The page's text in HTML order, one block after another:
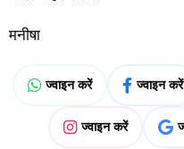
मनीषा
ज्वाइन करें ज्वाइन करें
ज्वाइन करें